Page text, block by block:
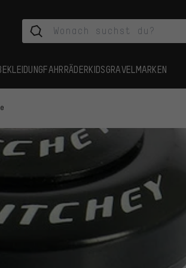
FAHRRÄDERKIDSGRAVEL MARKEN